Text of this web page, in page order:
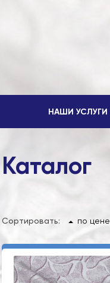
НАШИ УСЛУГИ
Каталог
Сортировать: по цене